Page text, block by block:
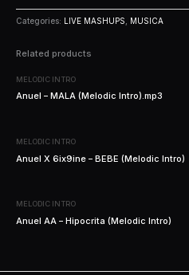
Categories: LIVE MASHUPS, MUSICA
Related products
MELODIC INTRO
Anuel – MALA (Melodic Intro).mp3
MELODIC INTRO
Anuel X 6ix9ine – BEBE (Melodic Intro)
MELODIC INTRO
Anuel AA – Hipocrita (Melodic Intro)